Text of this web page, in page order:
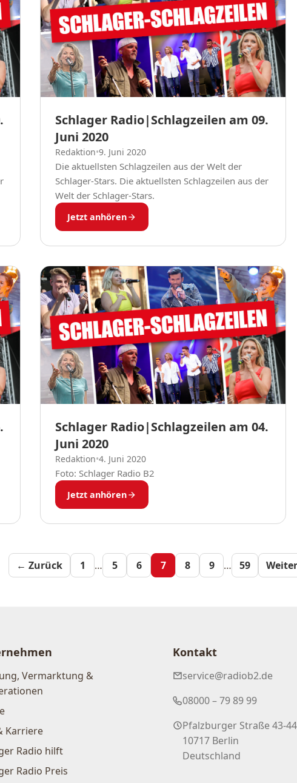
Schlager Radio|Schlagzeilen am 09.
Juni 2020
Redaktion•9. Juni 2020
Die aktuellsten Schlagzeilen aus der Welt der
Schlager-Stars. Die aktuellsten Schlagzeilen aus der
Welt der Schlager-Stars.
Jetzt anhören
Schlager Radio|Schlagzeilen am 04.
Juni 2020
Redaktion•4. Juni 2020
Foto: Schlager Radio B2
Jetzt anhören
← Zurück 1 … 5 6 7 8 9 … 59
Vermarktung &
Karriere
Radio hilft
Radio Preis
Kontakt
service@radiob2.de
08000 – 79 89 99
Pfalzburger Straße 43-44
10717 Berlin
Deutschland